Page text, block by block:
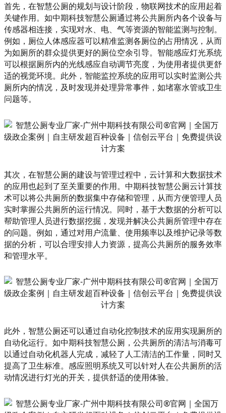
首先，在智慧公厕的规划与设计阶段，物联网技术的应用起着
关键作用。如中期科技智慧公厕通过将公共厕所内各个设备与
传感器相连接，实现对水、电、气等资源的智能监测与控制。
例如，厕位人体感应器可以精准监测各厕位的占用情况，从而
为如厕所的群众提供更好的厕位空余引导。智能感应灯光系统
可以根据厕所内的光线感应自动调节亮度，为使用者提供更舒
适的视觉环境。此外，智能监控系统的应用可以实时监测公共
厕所内的情况，及时发现并处理异常事件，如堵塞水管或卫生
问题等。
其次，在智慧公厕的建设与管理过程中，云计算和大数据技术
的应用也起到了至关重要的作用。中期科技智慧公厕云计算技
术可以将公共厕所的数据集中存储和管理，从而方便管理人员
实时掌握公共厕所的运行情况。同时，基于大数据的分析可以
帮助管理人员进行数据挖掘，发现并解决公共厕所管理中存在
的问题。例如，通过对用户流量、使用频率以及维护记录等数
据的分析，可以合理安排人力资源，提高公共厕所的服务效率
和管理水平。
此外，智慧公厕还可以通过自动化控制技术的应用实现厕所的
自动化运行。如中期科技智慧公厕，公共厕所的清洁与消毒可
以通过自动化机器人完成，减轻了人工清洁的工作量，同时又
提高了卫生标准。感应照明系统又可以针对人在公共厕所的活
动情况进行灯光的开关，提供舒适的使用体验。